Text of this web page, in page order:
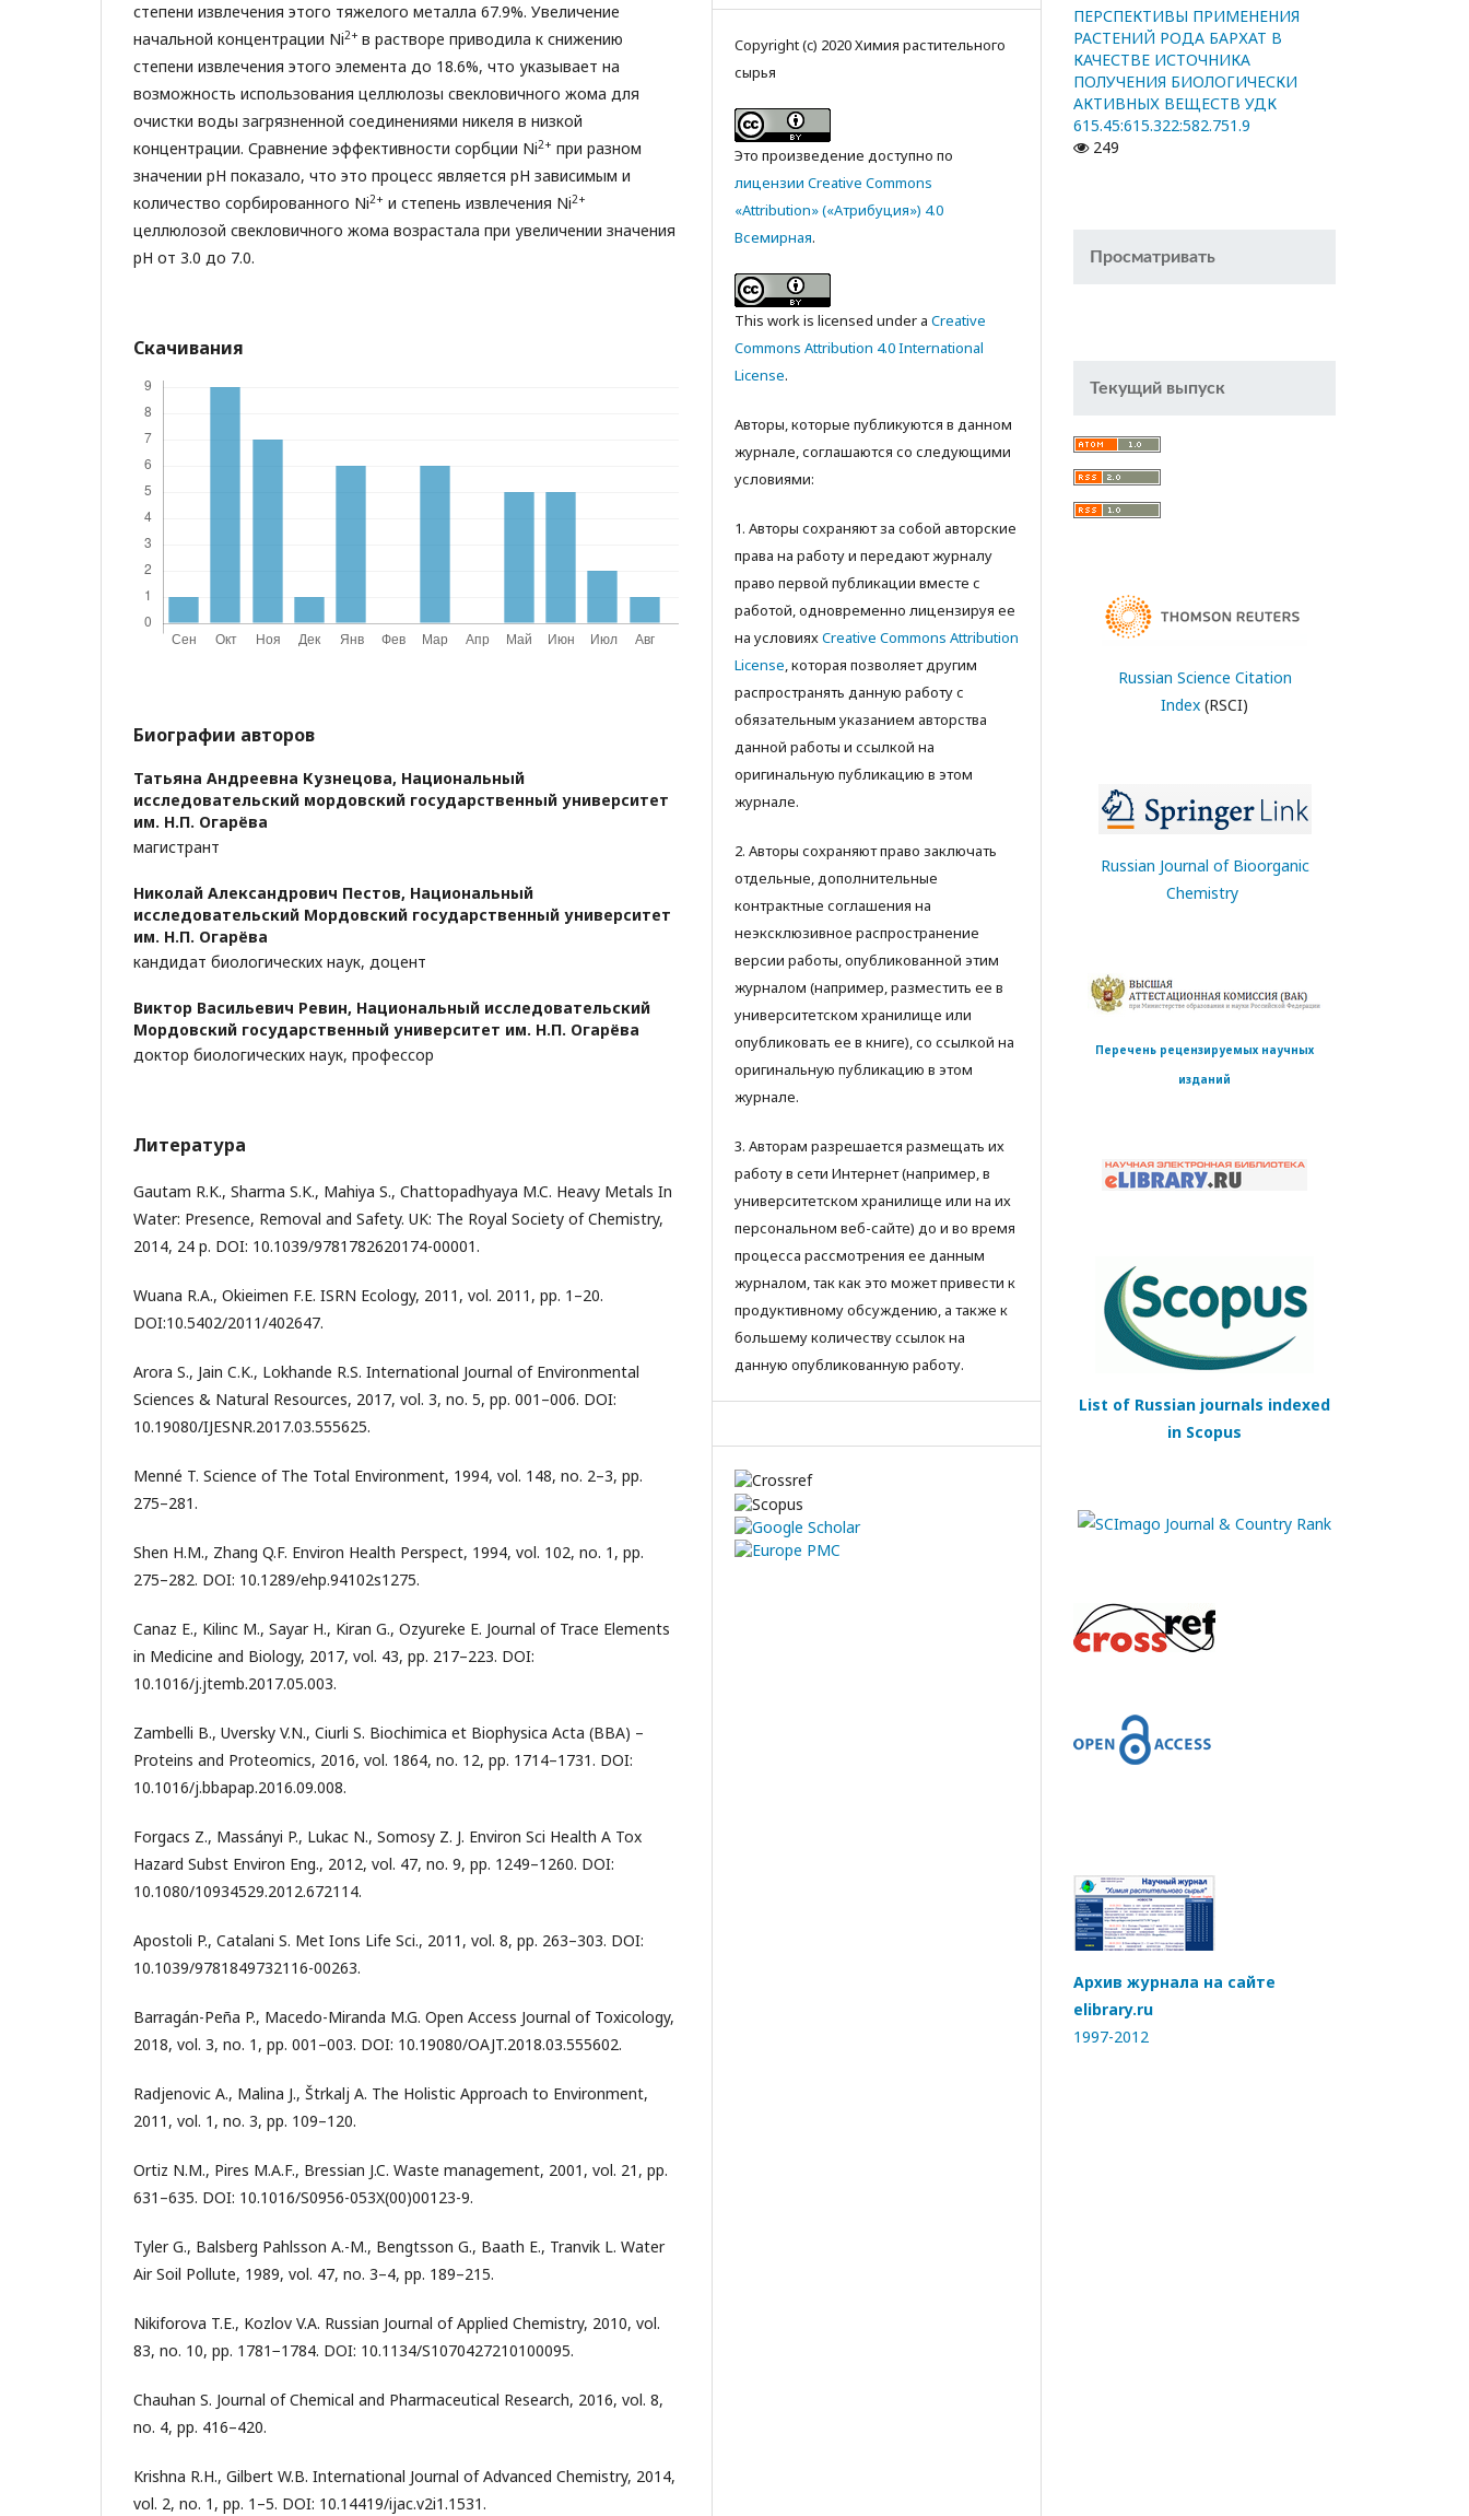
степени извлечения этого тяжелого металла 67.9%. Увеличение
начальной концентрации Ni2+ в растворе приводила к снижению
степени извлечения этого элемента до 18.6%, что указывает на
возможность использования целлюлозы свекловичного жома для
очистки воды загрязненной соединениями никеля в низкой
концентрации. Сравнение эффективности сорбции Ni2+ при разном
значении pH показало, что это процесс является pH зависимым и
количество сорбированного Ni2+ и степень извлечения Ni2+
целлюлозой свекловичного жома возрастала при увеличении значения
рН от 3.0 до 7.0.
Скачивания
Биографии авторов
Татьяна Андреевна Кузнецова, Национальный
исследовательский мордовский государственный университет
им. Н.П. Огарёва
магистрант
Николай Александрович Пестов, Национальный
исследовательский Мордовский государственный университет
им. Н.П. Огарёва
кандидат биологических наук, доцент
Виктор Васильевич Ревин, Национальный исследовательский
Мордовский государственный университет им. Н.П. Огарёва
доктор биологических наук, профессор
Литература
Gautam R.K., Sharma S.K., Mahiya S., Chattopadhyaya M.C. Heavy Metals In
Water: Presence, Removal and Safety. UK: The Royal Society of Chemistry,
2014, 24 p. DOI: 10.1039/9781782620174-00001.
Wuana R.A., Okieimen F.E. ISRN Ecology, 2011, vol. 2011, pp. 1–20.
DOI:10.5402/2011/402647.
Arora S., Jain C.K., Lokhande R.S. International Journal of Environmental
Sciences & Natural Resources, 2017, vol. 3, no. 5, pp. 001–006. DOI:
10.19080/IJESNR.2017.03.555625.
Menné T. Science of The Total Environment, 1994, vol. 148, no. 2–3, pp.
275–281.
Shen H.M., Zhang Q.F. Environ Health Perspect, 1994, vol. 102, no. 1, pp.
275–282. DOI: 10.1289/ehp.94102s1275.
Canaz E., Kilinc M., Sayar H., Kiran G., Ozyureke E. Journal of Trace Elements
in Medicine and Biology, 2017, vol. 43, pp. 217–223. DOI:
10.1016/j.jtemb.2017.05.003.
Zambelli B., Uversky V.N., Ciurli S. Biochimica et Biophysica Acta (BBA) –
Proteins and Proteomics, 2016, vol. 1864, no. 12, pp. 1714–1731. DOI:
10.1016/j.bbapap.2016.09.008.
Forgacs Z., Massányi P., Lukac N., Somosy Z. J. Environ Sci Health A Tox
Hazard Subst Environ Eng., 2012, vol. 47, no. 9, pp. 1249–1260. DOI:
10.1080/10934529.2012.672114.
Apostoli P., Catalani S. Met Ions Life Sci., 2011, vol. 8, pp. 263–303. DOI:
10.1039/9781849732116-00263.
Barragán-Peña P., Macedo-Miranda M.G. Open Access Journal of Toxicology,
2018, vol. 3, no. 1, pp. 001–003. DOI: 10.19080/OAJT.2018.03.555602.
Radjenovic A., Malina J., Štrkalj A. The Holistic Approach to Environment,
2011, vol. 1, no. 3, pp. 109–120.
Ortiz N.M., Pires M.A.F., Bressian J.C. Waste management, 2001, vol. 21, pp.
631–635. DOI: 10.1016/S0956-053X(00)00123-9.
Тyler G., Balsberg Pahlsson A.-M., Bengtsson G., Baath E., Tranvik L. Water
Air Soil Pollute, 1989, vol. 47, no. 3–4, pp. 189–215.
Nikiforova T.E., Kozlov V.A. Russian Journal of Applied Chemistry, 2010, vol.
83, no. 10, pp. 1781−1784. DOI: 10.1134/S1070427210100095.
Chauhan S. Journal of Chemical and Pharmaceutical Research, 2016, vol. 8,
no. 4, pp. 416–420.
Krishna R.H., Gilbert W.B. International Journal of Advanced Chemistry, 2014,
vol. 2, no. 1, pp. 1–5. DOI: 10.14419/ijac.v2i1.1531.
Copyright (c) 2020 Химия растительного
сырья
Это произведение доступно по
лицензии Creative Commons
«Attribution» («Атрибуция») 4.0
Всемирная.
This work is licensed under a Creative
Commons Attribution 4.0 International
License.
Авторы, которые публикуются в данном
журнале, соглашаются со следующими
условиями:
1. Авторы сохраняют за собой авторские
права на работу и передают журналу
право первой публикации вместе с
работой, одновременно лицензируя ее
на условияхCreative Commons Attribution
License, которая позволяет другим
распространять данную работу с
обязательным указанием авторства
данной работы и ссылкой на
оригинальную публикацию в этом
журнале.
2. Авторы сохраняют право заключать
отдельные, дополнительные
контрактные соглашения на
неэксклюзивное распространение
версии работы, опубликованной этим
журналом (например, разместить ее в
университетском хранилище или
опубликовать ее в книге), со ссылкой на
оригинальную публикацию в этом
журнале.
3. Авторам разрешается размещать их
работу в сети Интернет (например, в
университетском хранилище или на их
персональном веб-сайте) до и во время
процесса рассмотрения ее данным
журналом, так как это может привести к
продуктивному обсуждению, а также к
большему количеству ссылок на
данную опубликованную работу.
ПЕРСПЕКТИВЫ ПРИМЕНЕНИЯ
РАСТЕНИЙ РОДА БАРХАТ В
КАЧЕСТВЕ ИСТОЧНИКА
ПОЛУЧЕНИЯ БИОЛОГИЧЕСКИ
АКТИВНЫХ ВЕЩЕСТВ УДК
615.45:615.322:582.751.9
249
Просматривать
Текущий выпуск
Russian Science Citation
Index (RSCI)
Russian Journal of Bioorganic
Chemistry
Перечень рецензируемых научных
изданий
List of Russian journals indexed
in Scopus
Архив журнала на сайте
elibrary.ru
1997-2012